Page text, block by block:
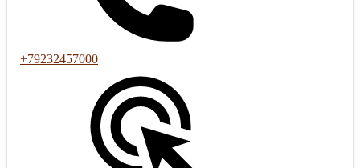
+79232457000